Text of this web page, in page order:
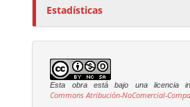
Estadísticas
Esta obra está bajo una licencia
Commons Atribución-NoComercial-